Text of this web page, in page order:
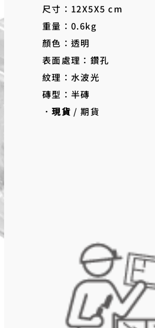
尺寸：12X5X5 cm
重量：0.6kg
顏色：透明
表面處理：鑽孔
紋理：水波光
磚型：半磚
．現貨 / 期貨